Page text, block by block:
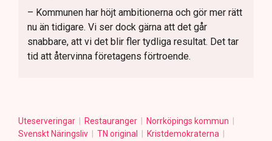
– Kommunen har höjt ambitionerna och gör mer rätt
nu än tidigare. Vi ser dock gärna att det går
snabbare, att vi det blir fler tydliga resultat. Det tar
tid att återvinna företagens förtroende.
Uteserveringar Restauranger
Norrköpings kommun
Svenskt Näringsliv
TN original
Kristdemokraterna